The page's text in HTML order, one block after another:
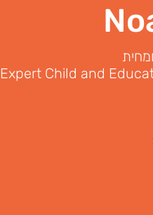
Expert Child and